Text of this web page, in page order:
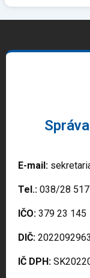
E-mail:
Tel.: 038/28 517
IČO: 379 23 145
DIČ: 2022092963
IČ DPH: